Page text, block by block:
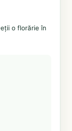
o florărie în